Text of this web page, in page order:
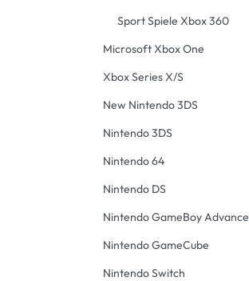
Sport Spiele Xbox 360
Microsoft Xbox One
Xbox Series X/S
New Nintendo 3DS
Nintendo 3DS
Nintendo 64
Nintendo DS
Nintendo GameBoy Advance
Nintendo GameCube
Nintendo Switch